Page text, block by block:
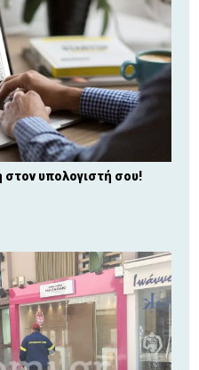
στον υπολογιστή σου!